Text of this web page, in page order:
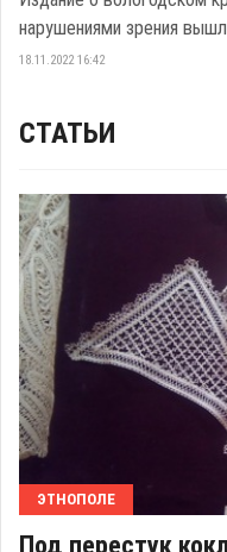
нарушениями зрения
18.11.2022 16:42
СТАТЬИ
ЭТНОПОЛЕ
Под перестук